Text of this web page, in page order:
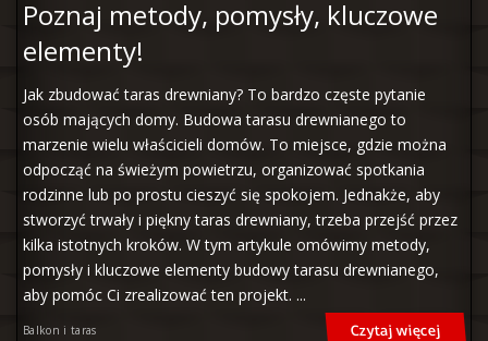
Poznaj metody, pomysły, kluczowe
elementy!
Jak zbudować taras drewniany? To bardzo częste pytanie
osób mających domy. Budowa tarasu drewnianego to
marzenie wielu właścicieli domów. To miejsce, gdzie można
odpocząć na świeżym powietrzu, organizować spotkania
rodzinne lub po prostu cieszyć się spokojem. Jednakże, aby
stworzyć trwały i piękny taras drewniany, trzeba przejść przez
kilka istotnych kroków. W tym artykule omówimy metody,
pomysły i kluczowe elementy budowy tarasu drewnianego,
aby pomóc Ci zrealizować ten projekt. ...
Balkon i taras Czytaj więcej